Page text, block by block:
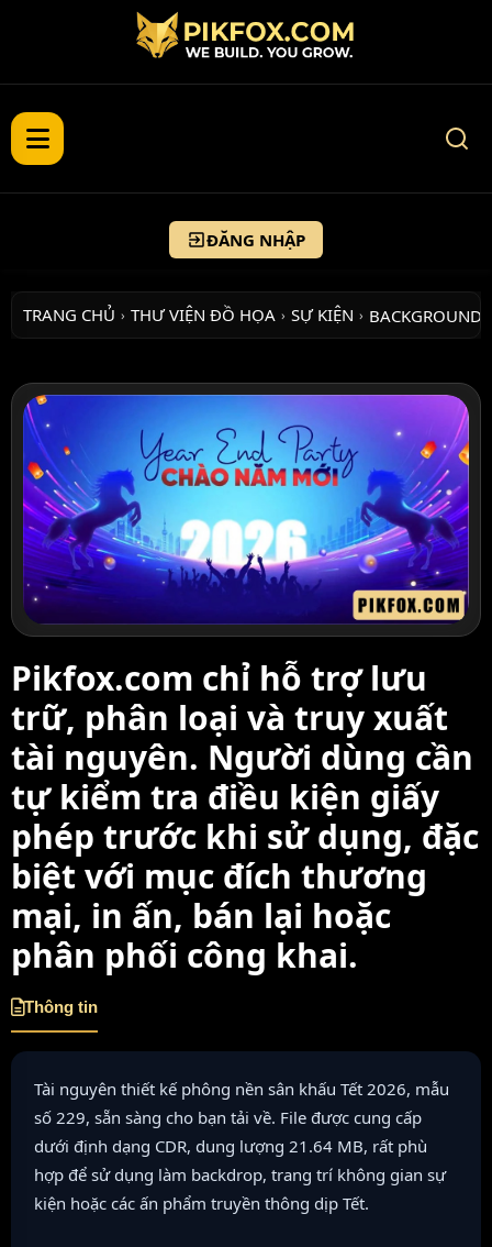
ĐĂNG NHẬP
TRANG CHỦ › THƯ VIỆN ĐỒ HỌA › SỰ KIỆN › BACKGROUND
Pikfox.com chỉ hỗ trợ lưu
trữ, phân loại và truy xuất
tài nguyên. Người dùng cần
tự kiểm tra điều kiện giấy
phép trước khi sử dụng, đặc
biệt với mục đích thương
mại, in ấn, bán lại hoặc
phân phối công khai.
Thông tin
Tài nguyên thiết kế phông nền sân khấu Tết 2026, mẫu
số 229, sẵn sàng cho bạn tải về. File được cung cấp
dưới định dạng CDR, dung lượng 21.64 MB, rất phù
hợp để sử dụng làm backdrop, trang trí không gian sự
kiện hoặc các ấn phẩm truyền thông dịp Tết.